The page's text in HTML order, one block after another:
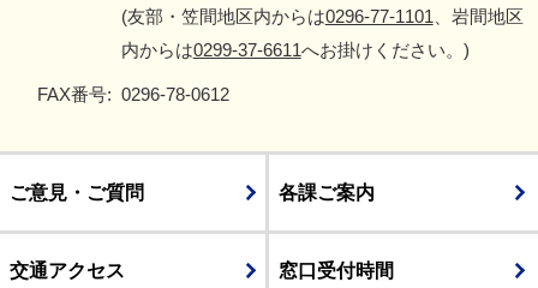
(友部・笠間地区内からは0296-77-1101 、岩間地区
内からは0299-37-6611へお掛けください。)
FAX番号: 0296-78-0612
ご意見・ご質問 各課ご案内
交通アクセス 窓口受付時間